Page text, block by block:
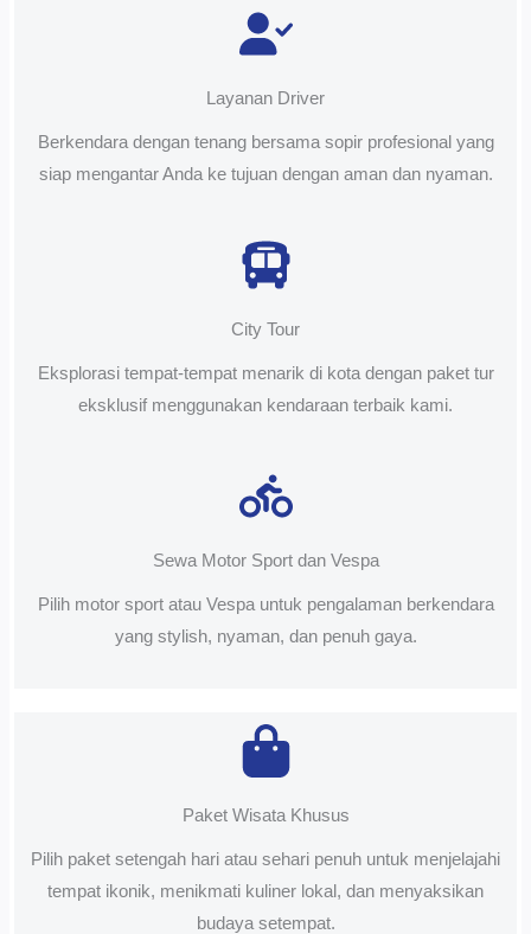
Layanan Driver
Berkendara dengan tenang bersama sopir profesional yang
siap mengantar Anda ke tujuan dengan aman dan nyaman.
City Tour
Eksplorasi tempat-tempat menarik di kota dengan paket tur
eksklusif menggunakan kendaraan terbaik kami.
Sewa Motor Sport dan Vespa
Pilih motor sport atau Vespa untuk pengalaman berkendara
yang stylish, nyaman, dan penuh gaya.
Paket Wisata Khusus
Pilih paket setengah hari atau sehari penuh untuk menjelajahi
tempat ikonik, menikmati kuliner lokal, dan menyaksikan
budaya setempat.